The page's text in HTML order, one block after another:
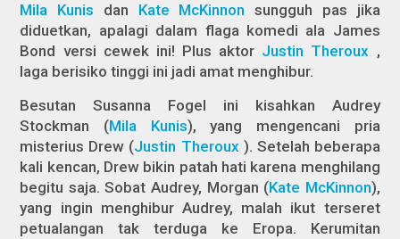
Mila Kunis dan Kate McKinnon sungguh pas jika
diduetkan, apalagi dalam flaga komedi ala James
Bond versi cewek ini! Plus aktor Justin Theroux ,
laga berisiko tinggi ini jadi amat menghibur.
Besutan Susanna Fogel ini kisahkan Audrey
Stockman (Mila Kunis), yang mengencani pria
misterius Drew (Justin Theroux ). Setelah beberapa
kali kencan, Drew bikin patah hati karena menghilang
begitu saja. Sobat Audrey, Morgan (Kate McKinnon),
yang ingin menghibur Audrey, malah ikut terseret
petualangan tak terduga ke Eropa. Kerumitan